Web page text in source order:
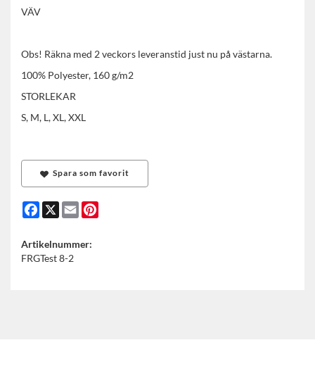
VÄV
Obs! Räkna med 2 veckors leveranstid just nu på västarna.
100% Polyester, 160 g/m2
STORLEKAR
S, M, L, XL, XXL
Spara som favorit
Facebook
X Email
Artikelnummer:
FRGTest 8-2